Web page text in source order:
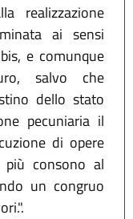
realizzazione
ai sensi
e comunque
salvo che
dello stato
pecuniaria il
di opere
consono al
un congruo